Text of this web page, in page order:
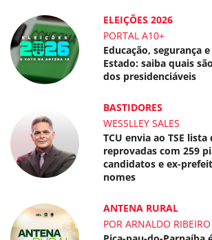
ELEIÇÕES 2026
PORTAL A10+
Educação, segurança
Estado: saiba quais
dos presidenciáveis
BASTIDORES
WESSLLEY SALES
TCU envia ao TSE
reprovadas com 259
candidatos e ex-
nomes
ANTENA RURAL
POR ARNALDO RIBEIRO